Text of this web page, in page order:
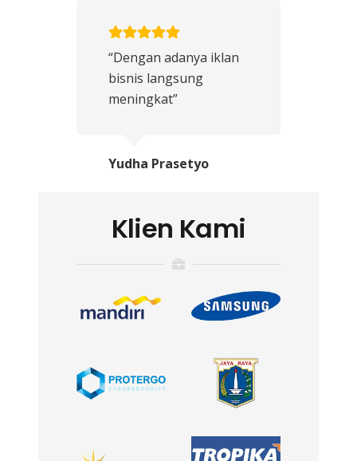
“Dengan adanya iklan
bisnis langsung
meningkat”
Yudha Prasetyo
Klien Kami